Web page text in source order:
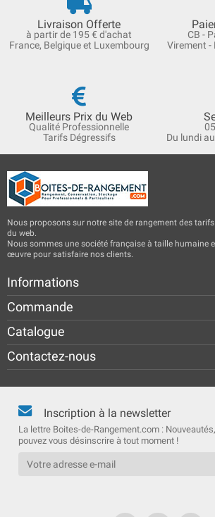
Livraison Offerte
à partir de 195 € d'achat
France, Belgique et Luxembourg
CB -
Virement
Meilleurs Prix du Web
Qualité Professionnelle
Tarifs Dégressifs
Du lundi
Nous proposons sur notre site de rangement des
du web.
Nous sommes une société française à taille humaine
œuvre pour satisfaire nos clients.
Informations
Commande
Catalogue
Contactez-nous
Inscription à la newsletter
La lettre Boites-de-Rangement.com :
pouvez vous désinscrire à tout moment !